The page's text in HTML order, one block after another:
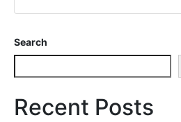
Search
Recent Posts